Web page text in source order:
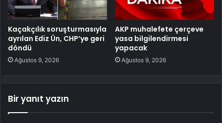
Kaçakçılık soruşturmasıyla
ayrılan Ediz Ün, CHP’ye geri
döndü
Ağustos 9, 2026
AKP muhalefete çerçeve
yasa bilgilendirmesi
yapacak
Ağustos 9, 2026
Bir yanıt yazın